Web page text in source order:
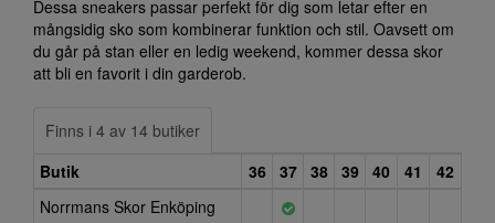
Dessa sneakers passar perfekt för dig som letar efter en
mångsidig sko som kombinerar funktion och stil. Oavsett om
du går på stan eller en ledig weekend, kommer dessa skor
att bli en favorit i din garderob.
Finns i 4 av 14 butiker
Butik
36 37 38 39 40 41
42
Norrmans Skor Enköping